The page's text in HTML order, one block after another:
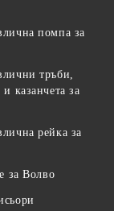
помпа за
тръби,
казанчета за
рейка за
за Волво